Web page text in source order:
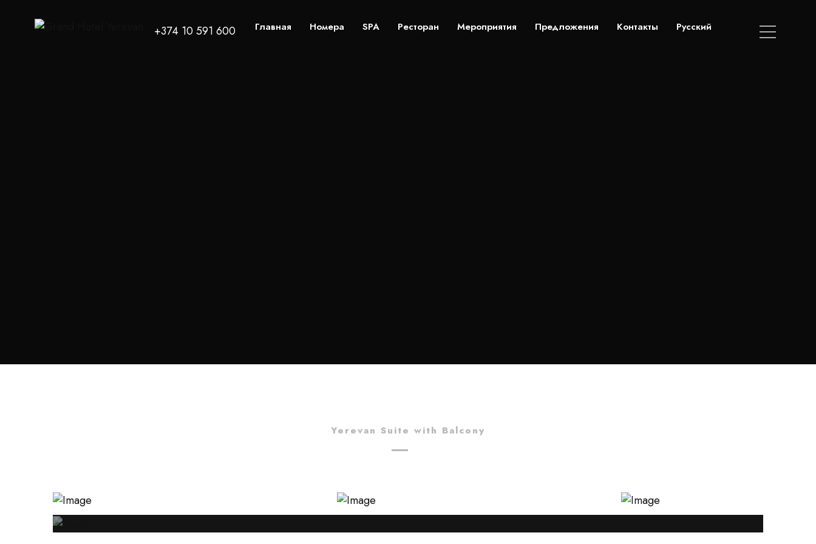
+374 10 591 600 Главная Номера SPA Ресторан Мероприятия Предложения Контакты Русский
Yerevan Suite with Balcony